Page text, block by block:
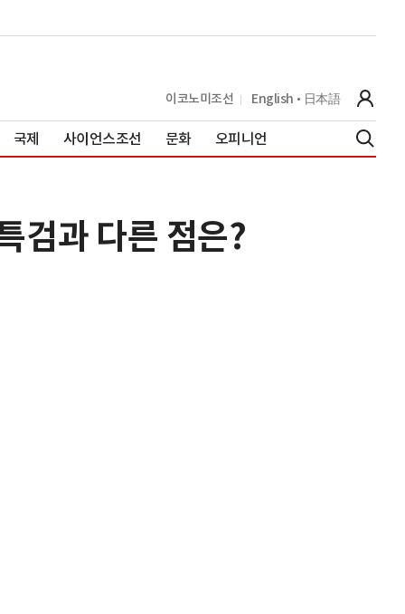
이코노미조선 English 日本語
국제 사이언스조선 문화 오피니언
검과 다른 점은?